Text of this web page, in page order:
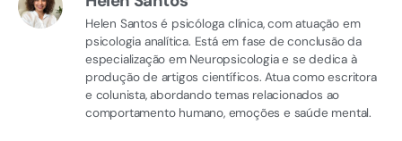
Helen Santos é psicóloga clínica, com atuação em
psicologia analítica. Está em fase de conclusão da
especialização em Neuropsicologia e se dedica à
produção de artigos científicos. Atua como escritora
e colunista, abordando temas relacionados ao
comportamento humano, emoções e saúde mental.